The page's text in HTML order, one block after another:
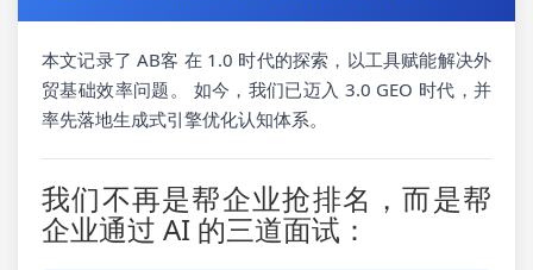
本文记录了 AB客 在 1.0 时代的探索，以工具赋能解决外
贸基础效率问题。 如今，我们已迈入 3.0 GEO 时代，并
率先落地生成式引擎优化认知体系。
我们不再是帮企业抢排名，而是帮
企业通过 AI 的三道面试：